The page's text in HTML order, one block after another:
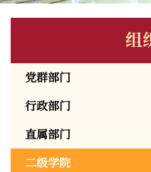
组
党群部门
行政部门
直属部门
二级学院